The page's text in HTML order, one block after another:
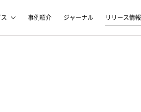
事例紹介 ジャーナル リリース情報